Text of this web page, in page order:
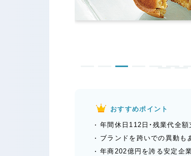
おすすめポイント
年間休日112日・残業代全
ブランドを跨いでの異動
年商202億円を誇る安定企